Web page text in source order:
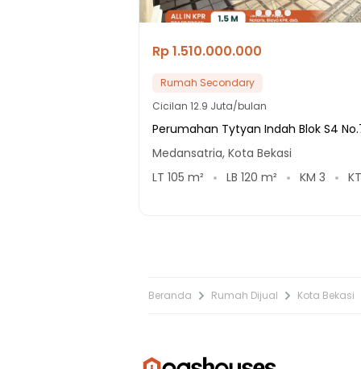
Rp 1.510.000.000
Rumah Secondary
Cicilan 12.9 Juta/bulan
Perumahan Tytyan Indah Blok S4
Medansatria, Kota Bekasi
LT 105 m² LB 120 m² KM 3 KT
Beranda Rumah Dijual Kota Bekasi